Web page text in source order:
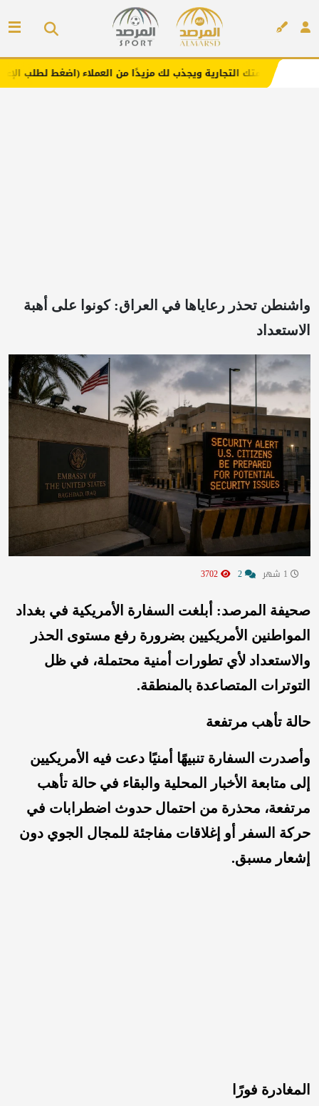
ويجذب لك مزيدًا من العملاء (اضغط لطلب الإعلان)
واشنطن تحذر رعاياها في العراق: كونوا على أهبة
الاستعداد
صحيفة المرصد: أبلغت السفارة الأمريكية في بغداد
المواطنين الأمريكيين بضرورة رفع مستوى الحذر
والاستعداد لأي تطورات أمنية محتملة، في ظل
التوترات المتصاعدة بالمنطقة.
حالة تأهب مرتفعة
وأصدرت السفارة تنبيهًا أمنيًا دعت فيه الأمريكيين
إلى متابعة الأخبار المحلية والبقاء في حالة تأهب
مرتفعة، محذرة من احتمال حدوث اضطرابات في
حركة السفر أو إغلاقات مفاجئة للمجال الجوي دون
إشعار مسبق.
المغادرة فورًا